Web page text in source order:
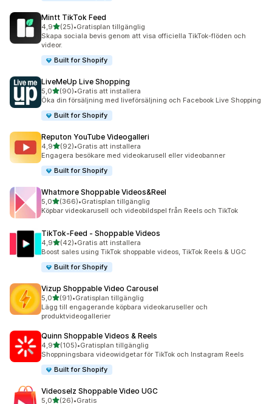
Mintt TikTok Feed
4,9av 5 stjärnor
(25)
25 recensioner totalt
•Gratisplan tillgänglig
Skapa sociala bevis genom att visa officiella TikTok-flöden och
videor.
Built for Shopify
LiveMeUp Live Shopping
5,0av 5 stjärnor
(90)
90 recensioner totalt
•Gratis att installera
Öka din försäljning med liveförsäljning och Facebook Live Shopping
Built for Shopify
Reputon YouTube Videogalleri
4,9av 5 stjärnor
(92)
92 recensioner totalt
•Gratis att installera
Engagera besökare med videokarusell eller videobanner
Built for Shopify
Whatmore Shoppable Videos&Reel
5,0av 5 stjärnor
(366)
366 recensioner totalt
•Gratisplan tillgänglig
Köpbar videokarusell och videobildspel från Reels och TikTok
TikTok‑Feed ‑ Shoppable Videos
4,9av 5 stjärnor
(42)
42 recensioner totalt
•Gratis att installera
Boost sales using TikTok shoppable videos, TikTok Reels & UGC
Built for Shopify
Vizup Shoppable Video Carousel
5,0av 5 stjärnor
(91)
91 recensioner totalt
•Gratisplan tillgänglig
Lägg till engagerande köpbara videokaruseller och
produktvideogallerier
Quinn Shoppable Videos & Reels
4,9av 5 stjärnor
(105)
105 recensioner totalt
•Gratisplan tillgänglig
Shoppningsbara videowidgetar för TikTok och Instagram Reels
Built for Shopify
Videoselz Shoppable Video UGC
5,0av 5 stjärnor
(26)•Gratis